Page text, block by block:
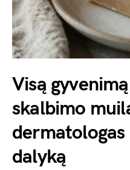
Visą
skalbimo
dermatologas
dalyką